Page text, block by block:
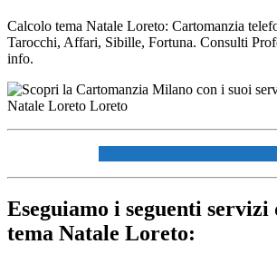
Calcolo tema Natale Loreto: Cartomanzia
Tarocchi, Affari, Sibille, Fortuna. Consulti
info.
Eseguiamo i seguenti servizi
tema Natale Loreto: